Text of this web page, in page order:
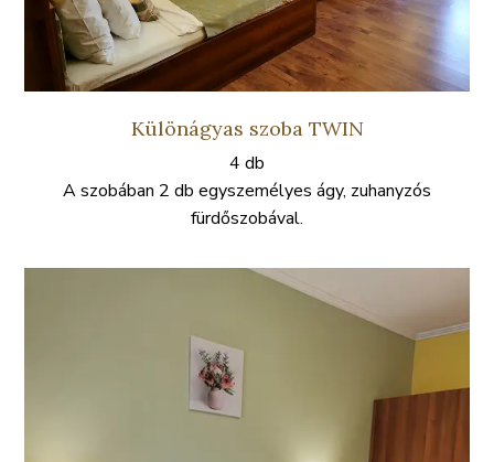
Különágyas szoba TWIN
4 db
A szobában 2 db egyszemélyes ágy, zuhanyzós
fürdőszobával.